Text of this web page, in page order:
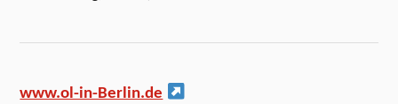
www.ol-in-Berlin.de